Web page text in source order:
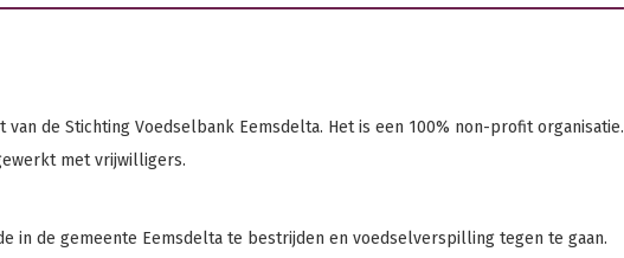
van de Stichting Voedselbank Eemsdelta. Het is een 100% non-profit organisatie.
met vrijwilligers.
in de gemeente Eemsdelta te bestrijden en voedselverspilling tegen te gaan.